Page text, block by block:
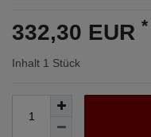
332,30 EUR *
Inhalt 1 Stück